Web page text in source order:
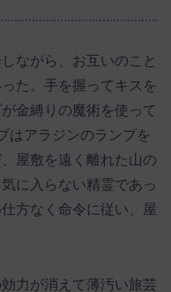
ながら、お互いのこと
た。手を握ってキスを
金縛りの魔術を使って
はアラジンのランプを
屋敷を遠く離れた山の
に入らない精霊であっ
方なく命令に従い、屋
力が消えて薄汚い旅芸